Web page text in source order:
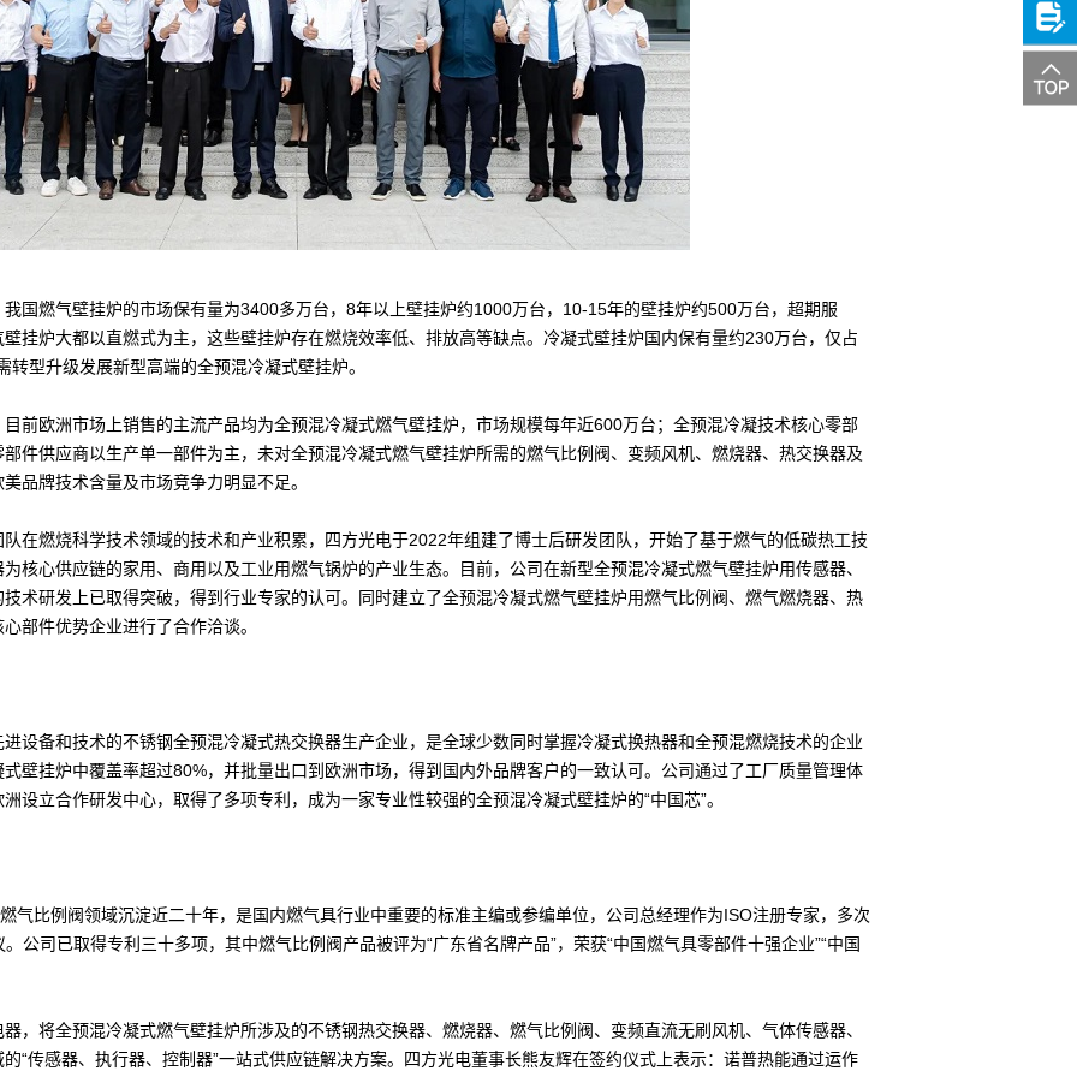
关注
微信
投诉
建议
燃气壁挂炉的市场保有量为3400多万台，8年以上壁挂炉约1000万台，10-15年的壁挂炉约500万台，超期服
挂炉大都以直燃式为主，这些壁挂炉存在燃烧效率低、排放高等缺点。冷凝式壁挂炉国内保有量约230万台，仅占
型升级发展新型高端的全预混冷凝式壁挂炉。
欧洲市场上销售的主流产品均为全预混冷凝式燃气壁挂炉，市场规模每年近600万台；全预混冷凝技术核心零部
件供应商以生产单一部件为主，未对全预混冷凝式燃气壁挂炉所需的燃气比例阀、变频风机、燃烧器、热交换器及
品牌技术含量及市场竞争力明显不足。
燃烧科学技术领域的技术和产业积累，四方光电于2022年组建了博士后研发团队，开始了基于燃气的低碳热工技
核心供应链的家用、商用以及工业用燃气锅炉的产业生态。目前，公司在新型全预混冷凝式燃气壁挂炉用传感器、
术研发上已取得突破，得到行业专家的认可。同时建立了全预混冷凝式燃气壁挂炉用燃气比例阀、燃气燃烧器、热
部件优势企业进行了合作洽谈。
备和技术的不锈钢全预混冷凝式热交换器生产企业，是全球少数同时掌握冷凝式换热器和全预混燃烧技术的企业
壁挂炉中覆盖率超过80%，并批量出口到欧洲市场，得到国内外品牌客户的一致认可。公司通过了工厂质量管理体
设立合作研发中心，取得了多项专利，成为一家专业性较强的全预混冷凝式壁挂炉的“中国芯”。
比例阀领域沉淀近二十年，是国内燃气具行业中重要的标准主编或参编单位，公司总经理作为ISO注册专家，多次
公司已取得专利三十多项，其中燃气比例阀产品被评为“广东省名牌产品”，荣获“中国燃气具零部件十强企业”“中国
将全预混冷凝式燃气壁挂炉所涉及的不锈钢热交换器、燃烧器、燃气比例阀、变频直流无刷风机、气体传感器、
“传感器、执行器、控制器”一站式供应链解决方案。四方光电董事长熊友辉在签约仪式上表示：诺普热能通过运作